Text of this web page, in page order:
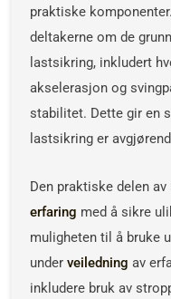
praktiske
deltakerne om de
lastsikring, inkludert
akselerasjon og
stabilitet. Dette gir en
lastsikring er
Den praktiske delen
erfaring med å sikre
muligheten til å bruke
under veiledning av
inkludere bruk av